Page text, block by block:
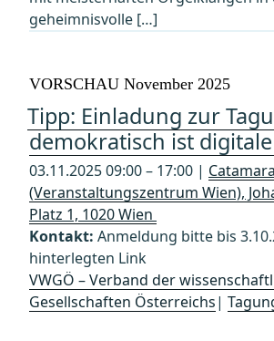
geheimnisvolle […]
VORSCHAU November 2025
Tipp: Einladung zur
demokratisch ist digitale
03.11.2025 09:00 – 17:00 |
(Veranstaltungszentrum Wien),
Platz 1, 1020 Wien
Kontakt: Anmeldung bitte bis
hinterlegten Link
VWGÖ – Verband der
Gesellschaften Österreichs|